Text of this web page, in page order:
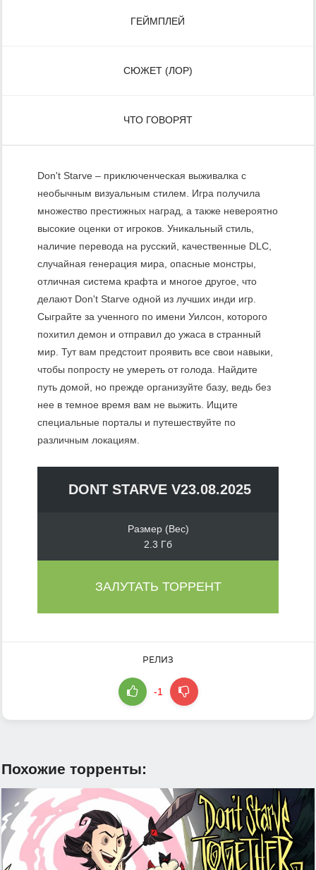
ГЕЙМПЛЕЙ
СЮЖЕТ (ЛОР)
ЧТО ГОВОРЯТ
Don't Starve – приключенческая выживалка с
необычным визуальным стилем. Игра получила
множество престижных наград, а также невероятно
высокие оценки от игроков. Уникальный стиль,
наличие перевода на русский, качественные DLC,
случайная генерация мира, опасные монстры,
отличная система крафта и многое другое, что
делают Don't Starve одной из лучших инди игр.
Сыграйте за ученного по имени Уилсон, которого
похитил демон и отправил до ужаса в странный
мир. Тут вам предстоит проявить все свои навыки,
чтобы попросту не умереть от голода. Найдите
путь домой, но прежде организуйте базу, ведь без
нее в темное время вам не выжить. Ищите
специальные порталы и путешествуйте по
различным локациям.
DONT STARVE V23.08.2025
Размер (Вес)
2.3 Гб
ЗАЛУТАТЬ ТОРРЕНТ
РЕЛИЗ
-1
Похожие торренты: